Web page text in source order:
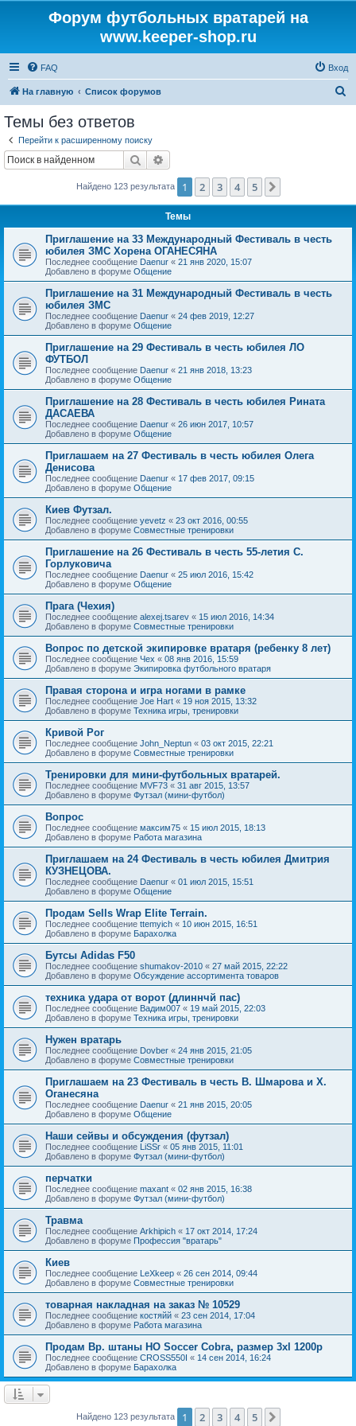
Форум футбольных вратарей на
www.keeper-shop.ru
FAQ Вход
На главную Список форумов
Темы без ответов
Перейти к расширенному поиску
Поиск
Найдено 123 результата 1 2 3 4 5
Темы
Приглашение на 33 Международный Фестиваль в честь
юбилея ЗМС Хорена ОГАНЕСЯНА
Последнее сообщение Daenur « 21 янв 2020, 15:07
Добавлено в форуме Общение
Приглашение на 31 Международный Фестиваль в честь
юбилея ЗМС
Последнее сообщение Daenur « 24 фев 2019, 12:27
Добавлено в форуме Общение
Приглашение на 29 Фестиваль в честь юбилея ЛО
ФУТБОЛ
Последнее сообщение Daenur « 21 янв 2018, 13:23
Добавлено в форуме Общение
Приглашение на 28 Фестиваль в честь юбилея Рината
ДАСАЕВА
Последнее сообщение Daenur « 26 июн 2017, 10:57
Добавлено в форуме Общение
Приглашаем на 27 Фестиваль в честь юбилея Олега
Денисова
Последнее сообщение Daenur « 17 фев 2017, 09:15
Добавлено в форуме Общение
Киев Футзал.
Последнее сообщение yevetz « 23 окт 2016, 00:55
Добавлено в форуме Совместные тренировки
Приглашение на 26 Фестиваль в честь 55-летия С.
Горлуковича
Последнее сообщение Daenur « 25 июл 2016, 15:42
Добавлено в форуме Общение
Прага (Чехия)
Последнее сообщение alexej.tsarev « 15 июл 2016, 14:34
Добавлено в форуме Совместные тренировки
Вопрос по детской экипировке вратаря (ребенку 8 лет)
Последнее сообщение Чех « 08 янв 2016, 15:59
Добавлено в форуме Экипировка футбольного вратаря
Правая сторона и игра ногами в рамке
Последнее сообщение Joe Hart « 19 ноя 2015, 13:32
Добавлено в форуме Техника игры, тренировки
Кривой Рог
Последнее сообщение John_Neptun « 03 окт 2015, 22:21
Добавлено в форуме Совместные тренировки
Тренировки для мини-футбольных вратарей.
Последнее сообщение MVF73 « 31 авг 2015, 13:57
Добавлено в форуме Футзал (мини-футбол)
Вопрос
Последнее сообщение максим75 « 15 июл 2015, 18:13
Добавлено в форуме Работа магазина
Приглашаем на 24 Фестиваль в честь юбилея Дмитрия
КУЗНЕЦОВА.
Последнее сообщение Daenur « 01 июл 2015, 15:51
Добавлено в форуме Общение
Продам Sells Wrap Elite Terrain.
Последнее сообщение ttemyich « 10 июн 2015, 16:51
Добавлено в форуме Барахолка
Бутсы Adidas F50
Последнее сообщение shumakov-2010 « 27 май 2015, 22:22
Добавлено в форуме Обсуждение ассортимента товаров
техника удара от ворот (длиннчй пас)
Последнее сообщение Вадим007 « 19 май 2015, 22:03
Добавлено в форуме Техника игры, тренировки
Нужен вратарь
Последнее сообщение Dovber « 24 янв 2015, 21:05
Добавлено в форуме Совместные тренировки
Приглашаем на 23 Фестиваль в честь В. Шмарова и Х.
Оганесяна
Последнее сообщение Daenur « 21 янв 2015, 20:05
Добавлено в форуме Общение
Наши сейвы и обсуждения (футзал)
Последнее сообщение LiSSr « 05 янв 2015, 11:01
Добавлено в форуме Футзал (мини-футбол)
перчатки
Последнее сообщение maxant « 02 янв 2015, 16:38
Добавлено в форуме Футзал (мини-футбол)
Травма
Последнее сообщение Arkhipich « 17 окт 2014, 17:24
Добавлено в форуме Профессия "вратарь"
Киев
Последнее сообщение LeXkeep « 26 сен 2014, 09:44
Добавлено в форуме Совместные тренировки
товарная накладная на заказ № 10529
Последнее сообщение костяйй « 23 сен 2014, 17:04
Добавлено в форуме Работа магазина
Продам Вр. штаны HO Soccer Cobra, размер 3xl 1200р
Последнее сообщение CROSS550I « 14 сен 2014, 16:24
Добавлено в форуме Барахолка
Найдено 123 результата 1 2 3 4 5